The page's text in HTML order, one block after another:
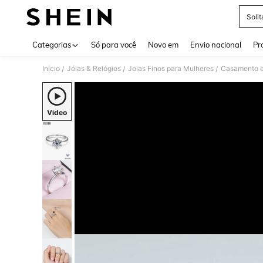
Categorias Só para você Novo em Envio nacional
Início / Jóias & Relógios / Joias Finos para Mulheres / Casamento
Video